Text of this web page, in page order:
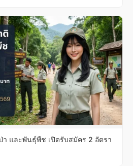
และพันธุ์พืช เปิดรับสมัคร 2 อัตรา